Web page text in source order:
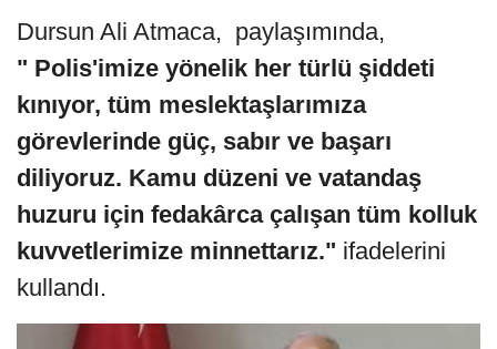
Dursun Ali Atmaca, paylaşımında,
" Polis'imize yönelik her türlü şiddeti
kınıyor, tüm meslektaşlarımıza
görevlerinde güç, sabır ve başarı
diliyoruz. Kamu düzeni ve vatandaş
huzuru için fedakârca çalışan tüm kolluk
kuvvetlerimize minnettarız." ifadelerini
kullandı.